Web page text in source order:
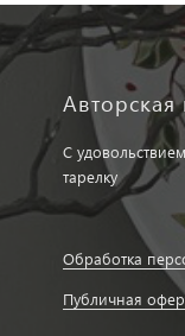
Авторская
С
тарелку
Обработка
Публичная